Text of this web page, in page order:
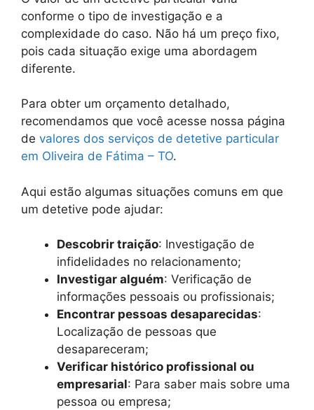
conforme o tipo de investigação e a
complexidade do caso. Não há um preço fixo,
pois cada situação exige uma abordagem
diferente.
Para obter um orçamento detalhado,
recomendamos que você acesse nossa página
de valores dos serviços de detetive particular
em Oliveira de Fátima – TO.
Aqui estão algumas situações comuns em que
um detetive pode ajudar:
Descobrir traição: Investigação de
infidelidades no relacionamento;
Investigar alguém: Verificação de
informações pessoais ou profissionais;
Encontrar pessoas desaparecidas:
Localização de pessoas que
desapareceram;
Verificar histórico profissional ou
empresarial: Para saber mais sobre uma
pessoa ou empresa;